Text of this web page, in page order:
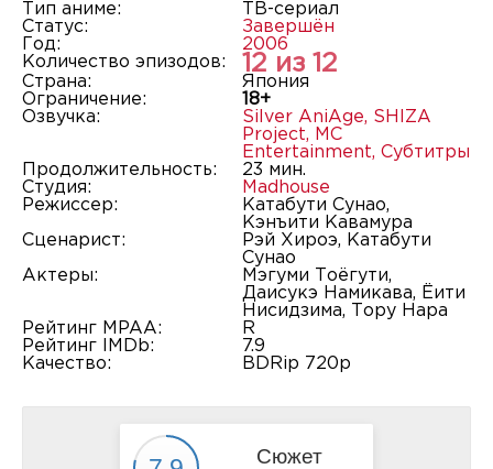
Тип аниме:
ТВ-сериал
Статус:
Завершён
Год:
2006
Количество эпизодов:
12 из 12
Страна:
Япония
Ограничение:
18+
Озвучка:
Silver AniAge, SHIZA
Project, MC
Entertainment, Субтитры
Продолжительность:
23 мин.
Студия:
Madhouse
Режиссер:
Катабути Сунао,
Кэнъити Кавамура
Сценарист:
Рэй Хироэ, Катабути
Сунао
Актеры:
Мэгуми Тоёгути,
Даисукэ Намикава, Ёити
Нисидзима, Тору Нара
Рейтинг MPAA:
R
Рейтинг IMDb:
7.9
Качество:
BDRip 720p
Сюжет